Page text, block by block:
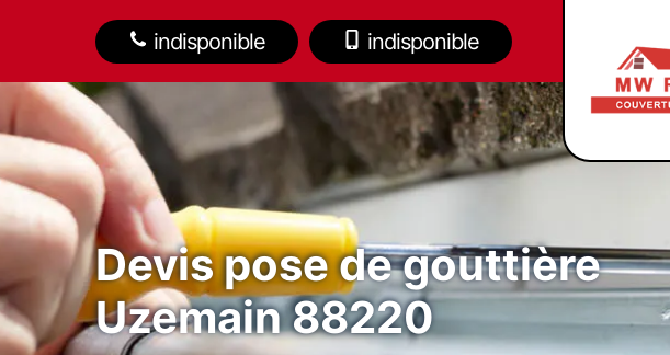
indisponible indisponible
Devis pose de gouttière
Uzemain 88220